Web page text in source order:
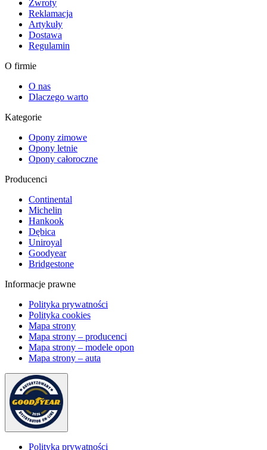
Zwroty
Reklamacja
Artykuły
Dostawa
Regulamin
O firmie
O nas
Dlaczego warto
Kategorie
Opony zimowe
Opony letnie
Opony całoroczne
Producenci
Continental
Michelin
Hankook
Dębica
Uniroyal
Goodyear
Bridgestone
Informacje prawne
Polityka prywatności
Polityka cookies
Mapa strony
Mapa strony – producenci
Mapa strony – modele opon
Mapa strony – auta
Polityka prywatności